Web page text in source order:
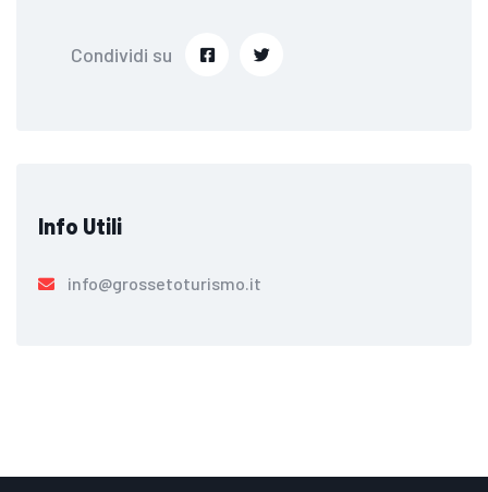
Condividi su
Info Utili
info@grossetoturismo.it